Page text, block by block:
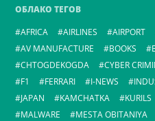
ОБЛАКО ТЕГОВ
AFRICA
AIRLINES AIRPORT
AV MANUFACTURE
BOOKS
CHTOGDEKOGDA
CYBER
F1
FERRARI I-NEWS
JAPAN
KAMCHATKA KURILS
MALWARE
MESTA OBITANIYA